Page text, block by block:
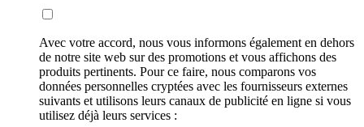
Avec votre accord, nous vous informons également en dehors
de notre site web sur des promotions et vous affichons des
produits pertinents. Pour ce faire, nous comparons vos
données personnelles cryptées avec les fournisseurs externes
suivants et utilisons leurs canaux de publicité en ligne si vous
utilisez déjà leurs services :